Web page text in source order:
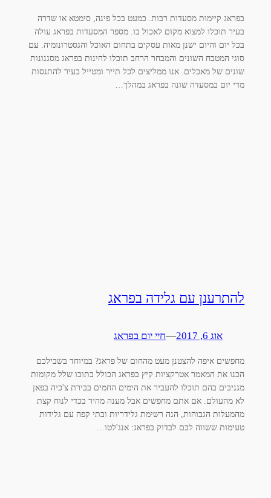
בפראג קיימות מסעדות רבות. כמעט בכל פינה, סימטא או שדרה
בעיר תוכלו למצוא מקום לאכול בו. מספר המסעדות בפראג עולה
בכל יום והיום ישנן מאות עסקים בתחום האוכל והגסטרונומיה. עם
סוגי המטבח השונים והמבחר הרחב תוכלו להינות בפראג מסגנונות
שונים של מאכלים. אנו ממליצים לכל תייר ומטייל בעיר להתנסות
מדי יום במסעדה שונה בפראג במהלך…
להתרענן עם גלידה בפראג
אוג 6, 2017 —חיי יום בפראג
מחפשים איפה להצטנן מעט מהחום של פראג? במיוחד בשבילכם
הכנו את המאמר אטרקציות קיץ בפראג הכולל בתוכו שלל מקומות
מגניבים בהם תוכלו להעביר את הימים החמים בבירת צ'כיה בפאן
לא מהעולם. אם אתם מחפשים אבל מענה מהיר בכדי לנוח קצת
מהמעלות הגבוהות, הנה רשימת גלידריות ובתי קפה עם גלידות
טעימות ששווה לכם לבדוק בפראג: אנג'לטו…